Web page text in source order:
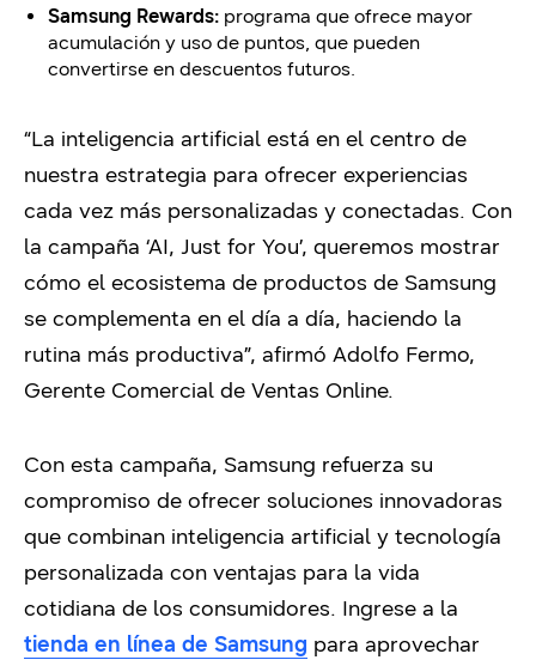
Samsung Rewards: programa que ofrece mayor
acumulación y uso de puntos, que pueden
convertirse en descuentos futuros.
“La inteligencia artificial está en el centro de
nuestra estrategia para ofrecer experiencias
cada vez más personalizadas y conectadas. Con
la campaña ‘AI, Just for You’, queremos mostrar
cómo el ecosistema de productos de Samsung
se complementa en el día a día, haciendo la
rutina más productiva”, afirmó Adolfo Fermo,
Gerente Comercial de Ventas Online.
Con esta campaña, Samsung refuerza su
compromiso de ofrecer soluciones innovadoras
que combinan inteligencia artificial y tecnología
personalizada con ventajas para la vida
cotidiana de los consumidores. Ingrese a la
tienda en línea de Samsung para aprovechar